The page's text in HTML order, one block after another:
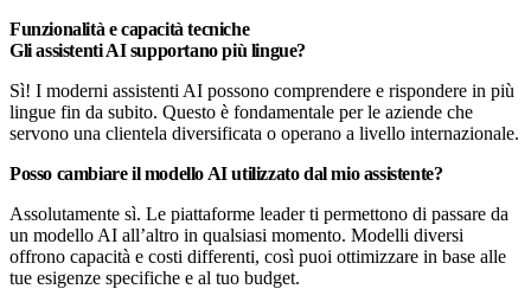
Funzionalità e capacità tecniche
Gli assistenti AI supportano più lingue?
Sì! I moderni assistenti AI possono comprendere e rispondere in più
lingue fin da subito. Questo è fondamentale per le aziende che
servono una clientela diversificata o operano a livello internazionale.
Posso cambiare il modello AI utilizzato dal mio assistente?
Assolutamente sì. Le piattaforme leader ti permettono di passare da
un modello AI all’altro in qualsiasi momento. Modelli diversi
offrono capacità e costi differenti, così puoi ottimizzare in base alle
tue esigenze specifiche e al tuo budget.